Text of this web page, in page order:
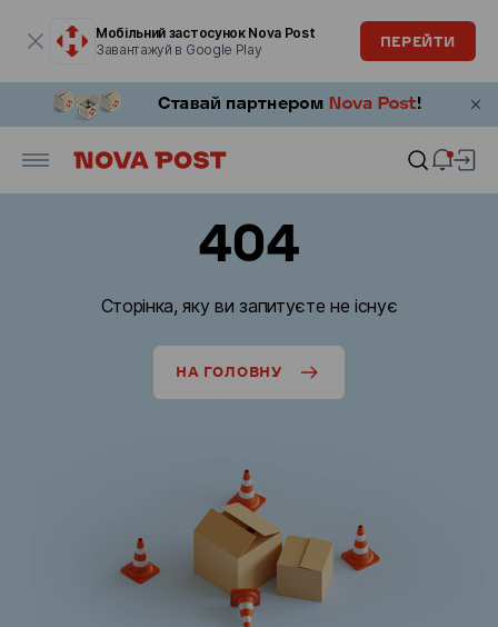
Мобільний застосунок Nova Post
Завантажуй в Google Play
ПЕРЕЙТИ
404
Сторінка, яку ви запитуєте не існує
НА ГОЛОВНУ